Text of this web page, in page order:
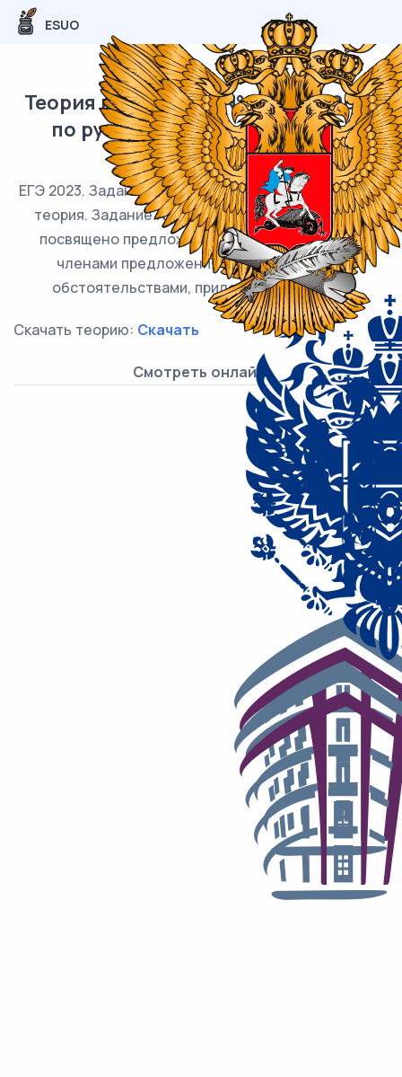
ESUO
Теория по заданию №17 в ЕГЭ-2023
по русскому языку (задания и
ответы)
ЕГЭ 2023. Задание №17 ЕГЭ 2023 по русскому языку
теория. Задание №17 из ЕГЭ по русскому языку
посвящено предложениям с обособленными
членами предложения (определениями,
обстоятельствами, приложениями и т.д.).
Скачать теорию: Скачать
Смотреть онлайн